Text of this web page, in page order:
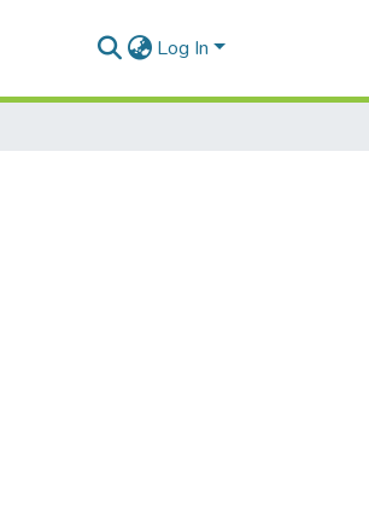
Log In